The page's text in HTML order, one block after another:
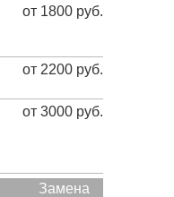
от 1800 руб.
от 2200 руб.
от 3000 руб.
Замена